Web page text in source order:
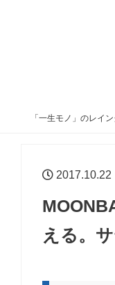
「一生モノ」のレイ
2017.10.22
える。